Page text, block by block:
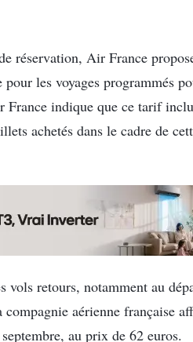
réservation, Air France
les voyages programmés
France indique que ce tarif
achetés dans le cadre de
vols retours, notamment au
compagnie aérienne française
au prix de 62 euros.